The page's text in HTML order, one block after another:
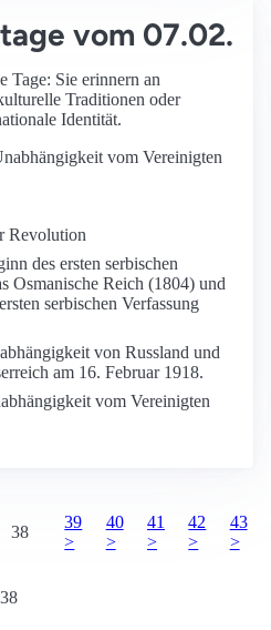
vom 07.02.
Tage: Sie erinnern an
Traditionen oder
Identität.
vom Vereinigten
Revolution
des ersten serbischen
Osmanische Reich (1804) und
serbischen Verfassung
von Russland und
am 16. Februar 1918.
vom Vereinigten
38
39
>
40
>
41
>
42
>
43
>